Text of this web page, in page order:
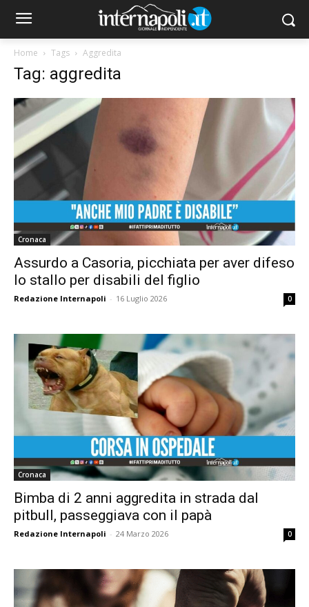
Home Tags Aggredita
Tag: aggredita
Cronaca
Assurdo a Casoria, picchiata per aver difeso
lo stallo per disabili del figlio
Redazione Internapoli - 16 Luglio 2026 0
Cronaca
Bimba di 2 anni aggredita in strada dal
pitbull, passeggiava con il papà
Redazione Internapoli - 24 Marzo 2026 0